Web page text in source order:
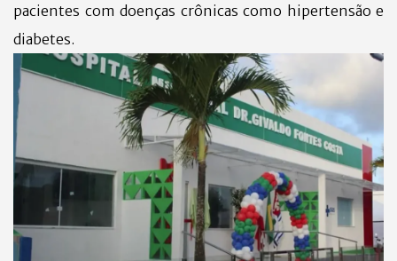
pacientes com doenças crônicas como hipertensão e
diabetes.